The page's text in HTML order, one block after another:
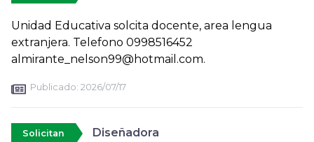
Unidad Educativa solcita docente, area lengua
extranjera. Telefono 0998516452
almirante_nelson99@hotmail.com.
Publicado: 2026/07/17
Solicitan Diseñadora